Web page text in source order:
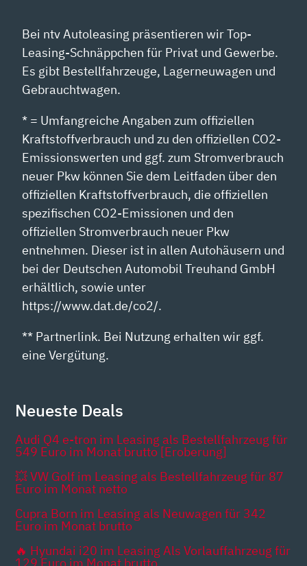
Bei ntv Autoleasing präsentieren wir Top-
Leasing-Schnäppchen für Privat und Gewerbe.
Es gibt Bestellfahrzeuge, Lagerneuwagen und
Gebrauchtwagen.
* = Umfangreiche Angaben zum offiziellen
Kraftstoffverbrauch und zu den offiziellen CO2-
Emissionswerten und ggf. zum Stromverbrauch
neuer Pkw können Sie dem Leitfaden über den
offiziellen Kraftstoffverbrauch, die offiziellen
spezifischen CO2-Emissionen und den
offiziellen Stromverbrauch neuer Pkw
entnehmen. Dieser ist in allen Autohäusern und
bei der Deutschen Automobil Treuhand GmbH
erhältlich, sowie unter
https://www.dat.de/co2/.
** Partnerlink. Bei Nutzung erhalten wir ggf.
eine Vergütung.
Neueste Deals
Audi Q4 e-tron im Leasing als Bestellfahrzeug für
549 Euro im Monat brutto [Eroberung]
💥 VW Golf im Leasing als Bestellfahrzeug für 87
Euro im Monat netto
Cupra Born im Leasing als Neuwagen für 342
Euro im Monat brutto
🔥 Hyundai i20 im Leasing Als Vorlauffahrzeug für
129 Euro im Monat brutto